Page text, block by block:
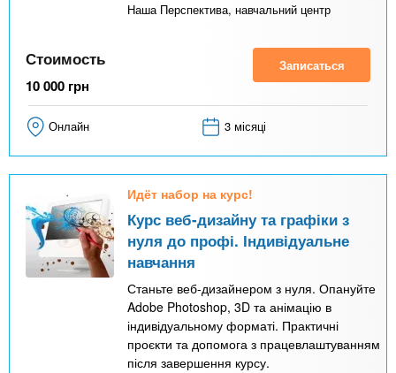
Наша Перспектива, навчальний центр
Стоимость
10 000 грн
Записаться
Онлайн 3 місяці
Идёт набор на курс!
Курс веб-дизайну та графіки з
нуля до профі. Індивідуальне
навчання
Станьте веб-дизайнером з нуля. Опануйте
Adobe Photoshop, 3D та анімацію в
індивідуальному форматі. Практичні
проєкти та допомога з працевлаштуванням
після завершення курсу.